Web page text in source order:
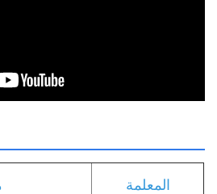
المعلمة